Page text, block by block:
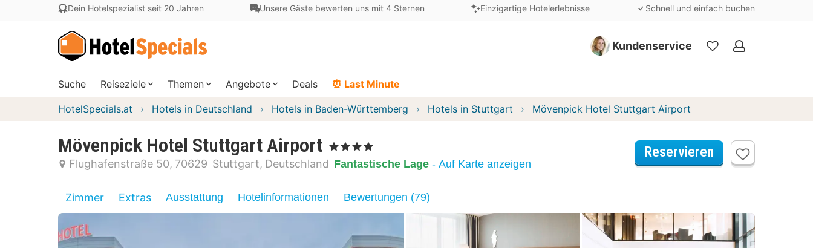
Dein Hotelspezialist seit 20 Jahren Unsere Gäste bewerten uns mit 4 Sternen Einzigartige Hotelerlebnisse Schnell und einfach buchen
Kundenservice
Meine
Suche Reiseziele Themen Angebote Deals ⏰ Last Minute
HotelSpecials.at Hotels in Deutschland Hotels in Baden-Württemberg Hotels in Stuttgart Mövenpick Hotel Stuttgart Airport
Mövenpick Hotel Stuttgart Airport , 4 Sterne
Flughafenstraße 50 70629 Stuttgart Deutschland Fantastische Lage - Auf Karte anzeigen
Reservieren
Zimmer Extras Ausstattung Hotelinformationen Bewertungen (79)